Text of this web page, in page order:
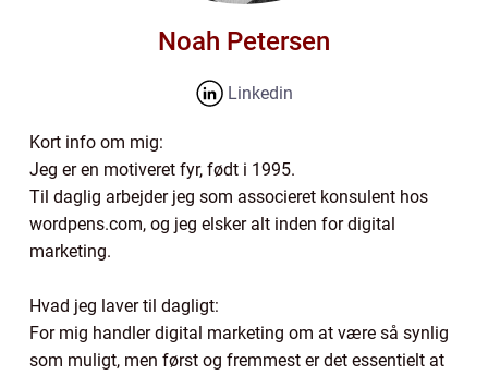
Noah Petersen
Linkedin
Kort info om mig:
Jeg er en motiveret fyr, født i 1995.
Til daglig arbejder jeg som associeret konsulent hos
wordpens.com, og jeg elsker alt inden for digital
marketing.
Hvad jeg laver til dagligt:
For mig handler digital marketing om at være så synlig
som muligt, men først og fremmest er det essentielt at